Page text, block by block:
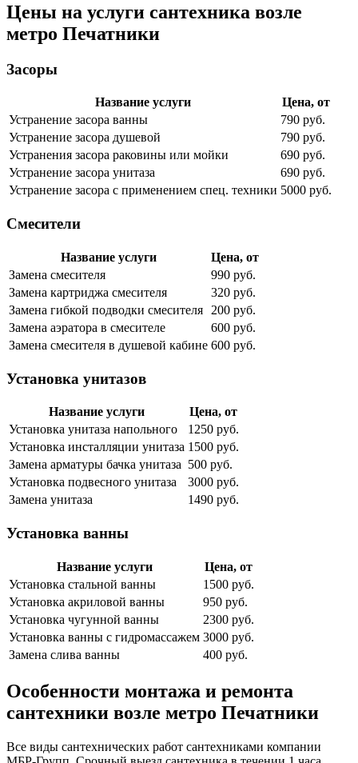
Цены на услуги сантехника возле
метро Печатники
Засоры
Название услуги
Цена, от
Устранение засора ванны
790 руб.
Устранение засора душевой
790 руб.
Устранения засора раковины или мойки
690 руб.
Устранение засора унитаза
690 руб.
Устранение засора с применением спец. техники 5000 руб.
Смесители
Название услуги
Цена, от
Замена смесителя
990 руб.
Замена картриджа смесителя
320 руб.
Замена гибкой подводки смесителя
200 руб.
Замена аэратора в смесителе
600 руб.
Замена смесителя в душевой кабине 600 руб.
Установка унитазов
Название услуги
Цена, от
Установка унитаза напольного
1250 руб.
Установка инсталляции унитаза 1500 руб.
Замена арматуры бачка унитаза 500 руб.
Установка подвесного унитаза
3000 руб.
Замена унитаза
1490 руб.
Установка ванны
Название услуги
Цена, от
Установка стальной ванны
1500 руб.
Установка акриловой ванны
950 руб.
Установка чугунной ванны
2300 руб.
Установка ванны с гидромассажем 3000 руб.
Замена слива ванны
400 руб.
Особенности монтажа и ремонта
сантехники возле метро Печатники
Все виды сантехнических работ сантехниками компании